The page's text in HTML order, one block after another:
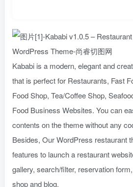
Kababi is a modern, elegant and
that is perfect for Restaurants, Fast
Food Shop, Tea/Coffee Shop,
Food Business Websites. You can
contents on the theme without any
Besides, Our WordPress restaurant
features to launch a restaurant
gallery, search/filter, reservation
shop and blog.